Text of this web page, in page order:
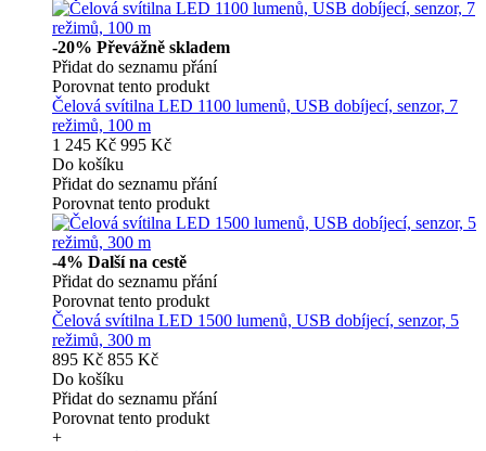
-20% Převážně skladem
Přidat do seznamu přání
Porovnat tento produkt
Čelová svítilna LED 1100 lumenů, USB dobíjecí, senzor, 7
režimů, 100 m
1 245 Kč 995 Kč
Do košíku
Přidat do seznamu přání
Porovnat tento produkt
-4% Další na cestě
Přidat do seznamu přání
Porovnat tento produkt
Čelová svítilna LED 1500 lumenů, USB dobíjecí, senzor, 5
režimů, 300 m
895 Kč 855 Kč
Do košíku
Přidat do seznamu přání
Porovnat tento produkt
+